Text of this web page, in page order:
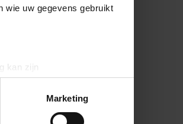
wie uw gegevens gebruikt
kan zijn
detailgedeeltein. U kunt uw
Marketing